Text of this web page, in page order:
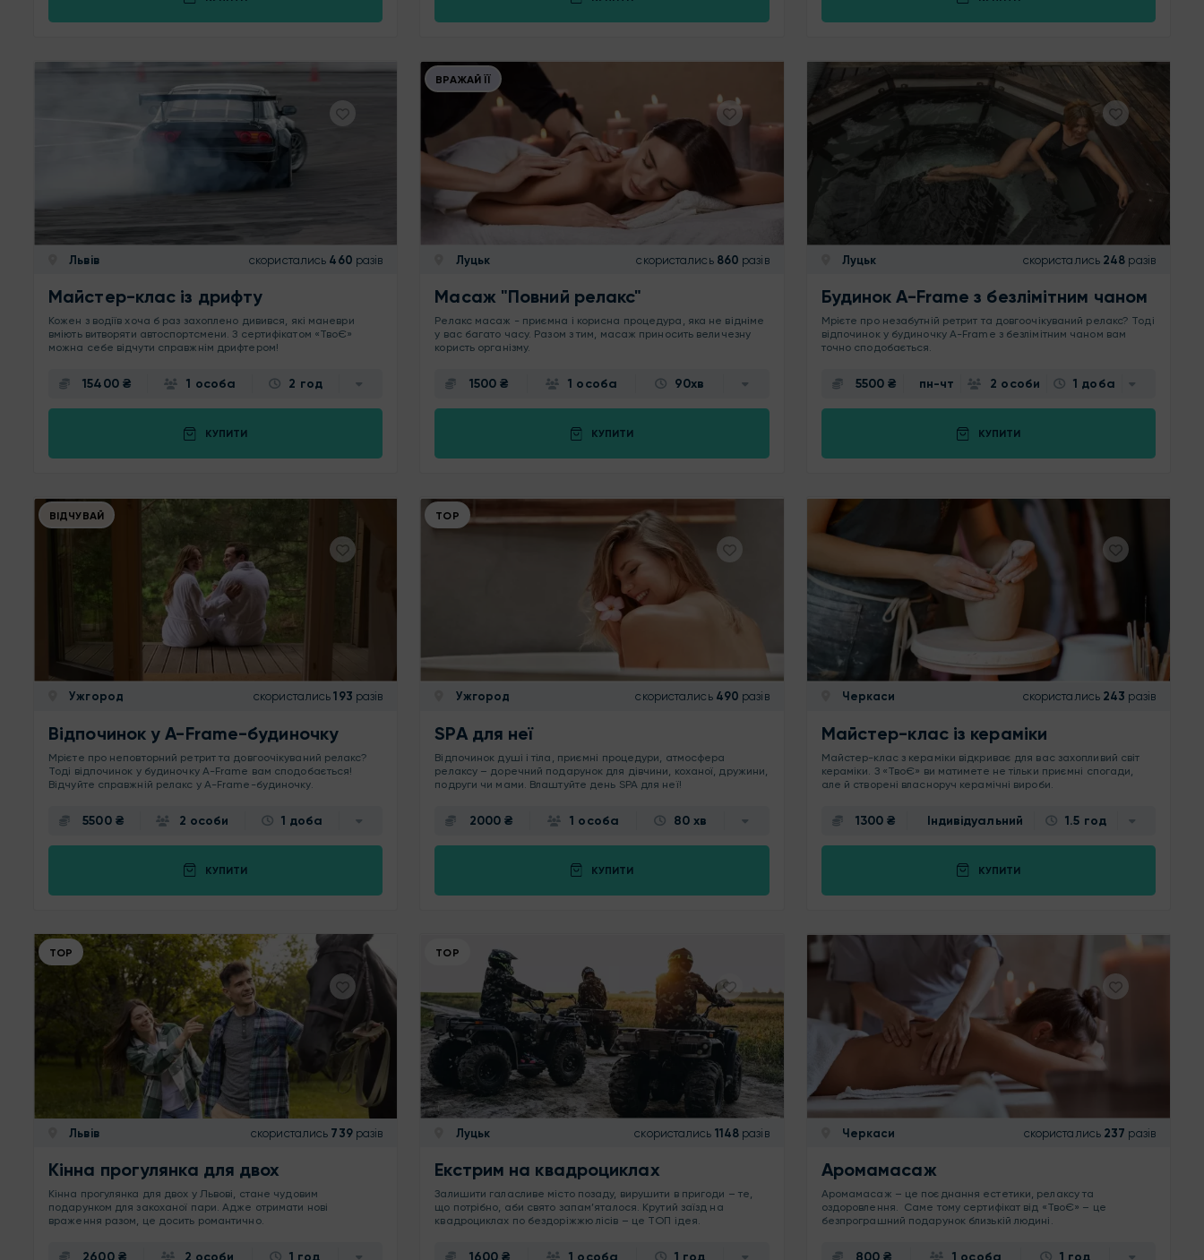
Львів скористались 460 разів
Майстер-клас із дрифту
Кожен з водіїв хоча б раз захоплено дивився, які маневри
вміють витворяти автоспортсмени. З сертифікатом «ТвоЄ»
можна себе відчути справжнім дрифтером!
15400 ₴ 1 особа 2 год
КУПИТИ
ВРАЖАЙ ЇЇ
Луцьк скористались 860 разів
Масаж "Повний релакс"
Релакс масаж - приємна і корисна процедура, яка не відніме
у вас багато часу. Разом з тим, масаж приносить величезну
користь організму.
1500 ₴ 1 особа 90хв
КУПИТИ
Луцьк скористались 248 разів
Будинок A-Frame з безлімітним чаном
Мрієте про незабутній ретрит та довгоочікуваний релакс? Тоді
відпочинок у будиночку A-Frame з безлімітним чаном вам
точно сподобається.
5500 ₴ пн-чт 2 особи 1 доба
КУПИТИ
ВІДЧУВАЙ
Ужгород скористались 193 разів
Відпочинок у A-Frame-будиночку
Мрієте про неповторний ретрит та довгоочікуваний релакс?
Тоді відпочинок у будиночку A-Frame вам сподобається!
Відчуйте справжній релакс у A-Frame-будиночку.
5500 ₴ 2 особи 1 доба
КУПИТИ
ТОР
Ужгород скористались 490 разів
SPA для неї
Відпочинок душі і тіла, приємні процедури, атмосфера
релаксу – доречний подарунок для дівчини, коханої, дружини,
подруги чи мами. Влаштуйте день SPA для неї!
2000 ₴ 1 особа 80 хв
КУПИТИ
Черкаси скористались 243 разів
Майстер-клас із кераміки
Майстер-клас з кераміки відкриває для вас захопливий світ
кераміки. З «ТвоЄ» ви матимете не тільки приємні спогади,
але й створені власноруч керамічні вироби.
1300 ₴ Індивідуальний 1.5 год
КУПИТИ
ТОР
Львів скористались 739разів
Кінна прогулянка для двох
Кінна прогулянка для двох у Львові, стане чудовим
подарунком для закоханої пари. Адже отримати нові
враження разом, це досить романтично.
ТОР
Луцьк скористались 1148 разів
Екстрим на квадроциклах
Залишити галасливе місто позаду, вирушити в пригоди – те,
що потрібно, аби свято запам’яталося. Крутий заїзд на
квадроциклах по бездоріжжю лісів – це ТОП ідея.
Черкаси скористались 237 разів
Аромамасаж
Аромамасаж – це поєднання естетики, релаксу та
оздоровлення. Саме тому сертифікат від «ТвоЄ» – це
безпрограшний подарунок близькій людині.